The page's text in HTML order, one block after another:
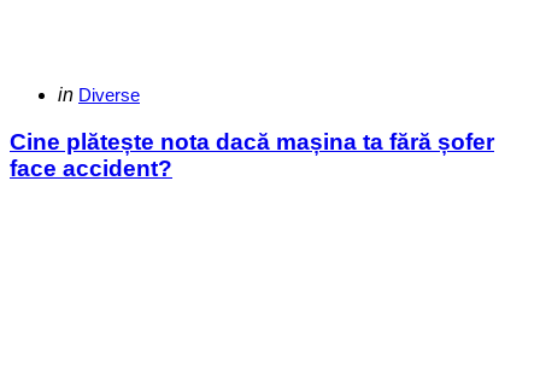
Categories
Posted
in Diverse
Cine plătește nota dacă mașina ta fără șofer
face accident?